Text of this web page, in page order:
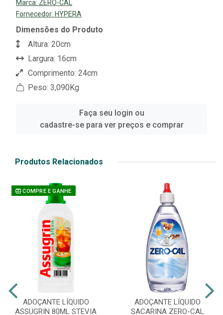
Marca: ZERO-CAL
Fornecedor: HYPERA
Dimensões do Produto
Altura: 20cm
Largura: 16cm
Comprimento: 24cm
Peso: 3,090Kg
Faça seu login ou
cadastre-se para ver preços e comprar
Produtos Relacionados
COMPRE E GANHE
ADOÇANTE LÍQUIDO
ASSUGRIN 80ML STEVIA
ADOÇANTE LÍQUIDO
SACARINA ZERO-CAL